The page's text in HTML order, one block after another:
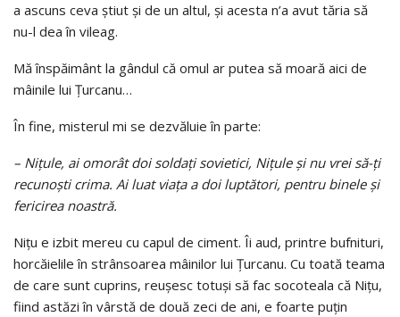
a ascuns ceva ştiut şi de un altul, şi acesta n’a avut tăria să
nu-l dea în vileag.
Mă înspăimânt la gândul că omul ar putea să moară aici de
mâinile lui Ţurcanu…
În fine, misterul mi se dezvăluie în parte:
– Niţule, ai omorât doi soldaţi sovietici, Niţule şi nu vrei să-ţi
recunoşti crima. Ai luat viaţa a doi luptă­tori, pentru binele şi
fericirea noastră.
Niţu e izbit mereu cu capul de ciment. Îi aud, prin­tre bufnituri,
horcăielile în strânsoarea mâinilor lui Ţur­canu. Cu toată teama
de care sunt cuprins, reuşesc totu­şi să fac socoteala că Niţu,
fiind astăzi în vârstă de două zeci de ani, e foarte puţin